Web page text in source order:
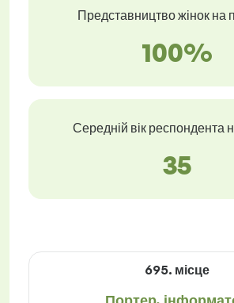
Представництво жінок на
100%
Середній вік респондента
35
695. місце